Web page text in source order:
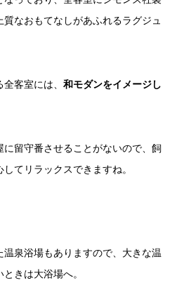
なおもてなしがあふれるラグジュ
客室には、 和モダンをイメージし
に留守番させることがないので、飼
てリラックスできますね。
泉浴場もありますので、大きな温
きは大浴場へ。